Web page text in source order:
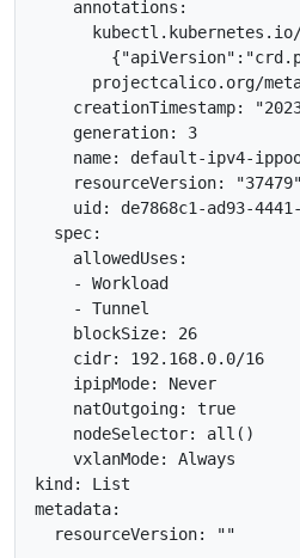
{"apiVersion" :
projectcalico.org/
    creationTimestamp:
    generation:
3
    resourceVersion:
"37479"
    blockSize:
26
    natOutgoing:
true
    nodeSelector: all
()
  resourceVersion:
""